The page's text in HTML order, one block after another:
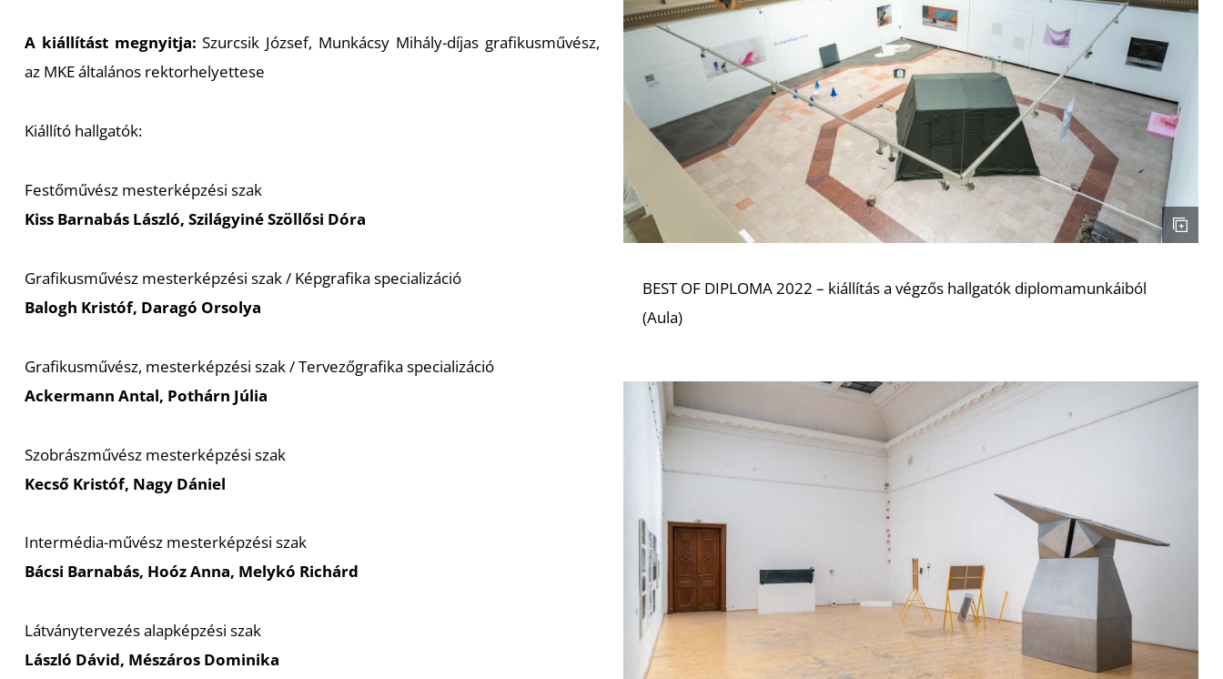
A kiállítást megnyitja: Szurcsik József, Munkácsy Mihály-díjas grafikusművész,
az MKE általános rektorhelyettese
Kiállító hallgatók:
Festőművész mesterképzési szak
Kiss Barnabás László, Szilágyiné Szöllősi Dóra
Grafikusművész mesterképzési szak / Képgrafika specializáció
Balogh Kristóf, Daragó Orsolya
Grafikusművész, mesterképzési szak / Tervezőgrafika specializáció
Ackermann Antal, Pothárn Júlia
Szobrászművész mesterképzési szak
Kecső Kristóf, Nagy Dániel
Intermédia-művész mesterképzési szak
Bácsi Barnabás, Hoóz Anna, Melykó Richárd
Látványtervezés alapképzési szak
László Dávid, Mészáros Dominika
BEST OF DIPLOMA 2022 – kiállítás a végzős hallgatók diplomamunkáiból
(Aula)